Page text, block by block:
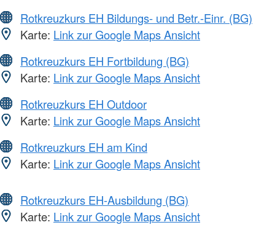
Rotkreuzkurs EH Bildungs- und Betr.-Einr. (BG)
Karte: Link zur Google Maps Ansicht
Rotkreuzkurs EH Fortbildung (BG)
Karte: Link zur Google Maps Ansicht
Rotkreuzkurs EH Outdoor
Karte: Link zur Google Maps Ansicht
Rotkreuzkurs EH am Kind
Karte: Link zur Google Maps Ansicht
Rotkreuzkurs EH-Ausbildung (BG)
Karte: Link zur Google Maps Ansicht